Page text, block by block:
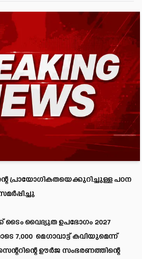
പ്രായോഗികതയെക്കുറിച്ചുള്ള പഠന
ടൈം വൈദ്യുത ഉപഭോഗം 2027
7,000 മെഗാവാട്ട് കവിയുമെന്ന്
ഊർജ സംഭരണത്തിന്റെ